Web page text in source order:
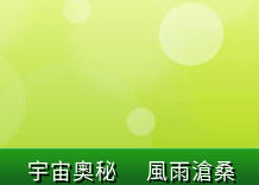
宇宙奧秘 風雨滄桑